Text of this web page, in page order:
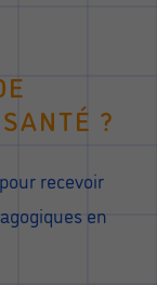
?
recevoir
en